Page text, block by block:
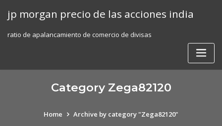
jp morgan precio de las acciones india
ratio de apalancamiento de comercio de divisas
Category Zega82120
Home Archive by category "Zega82120"